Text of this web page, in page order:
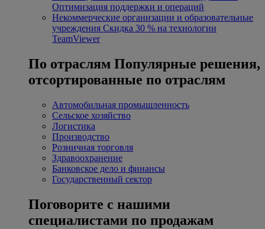
Оптимизация поддержки и операций
Некоммерческие организации и образовательные
учреждения Скидка 30 % на технологии
TeamViewer
По отраслям Популярные решения,
отсортированные по отраслям
Автомобильная промышленность
Сельское хозяйство
Логистика
Производство
Розничная торговля
Здравоохранение
Банковское дело и финансы
Государственный сектор
Поговорите с нашими
специалистами по продажам